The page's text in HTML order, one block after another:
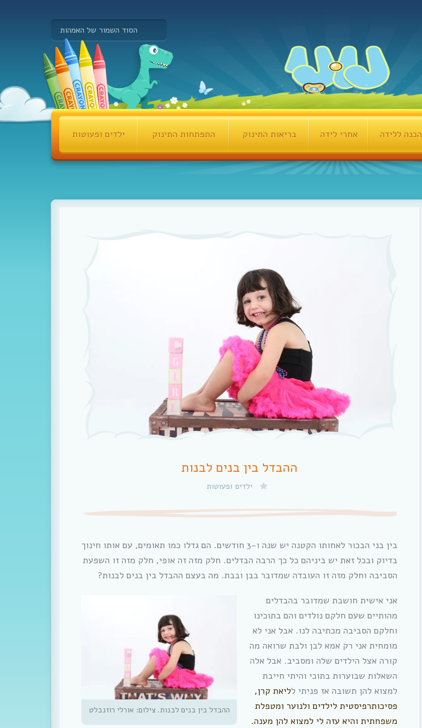
הסוד השמור של האמהות
הכנה ללידה אחרי לידה בריאות התינוק התפתחות התינוק ילדים ופעוטות
ההבדל בין בנים לבנות
ילדים ופעוטות
בין בני הבכור לאחותו הקטנה יש שנה ו-3 חודשים. הם גדלו כמו תאומים, עם אותו חינוך
בדיוק ובכל זאת יש ביניהם כל כך הרבה הבדלים. חלק מזה זה אופי, חלק מזה זו השפעת
הסביבה וחלק מזה זו העובדה שמדובר בבן ובבת. מה בעצם ההבדל בין בנים לבנות?
ההבדל בין בנים לבנות. צילום: אורלי רוזנבלט
אני אישית חושבת שמדובר בהבדלים
מהותיים שעם חלקם נולדים והם בתוכינו
וחלקם הסביבה מכתיבה לנו. אבל אני לא
מומחית אני רק אמא לבן ולבת שרואה מה
קורה אצל הילדים שלה ומסביב. אבל אלה
השאלות שבוערות בתוכי והיתי חייבת
למצוא להן תשובה אז פניתי לליאת קרן,
פסיכותרפיסטית לילדים ולנוער ומטפלת
משפחתית והיא עזה לי למצוא להן מענה.